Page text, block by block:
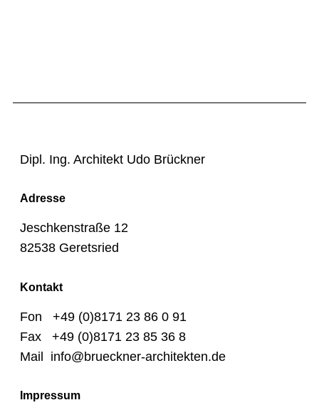
Dipl. Ing. Architekt Udo Brückner
Adresse
Jeschkenstraße 12
82538 Geretsried
Kontakt
Fon +49 (0)8171 23 86 0 91
Fax +49 (0)8171 23 85 36 8
Mail info@brueckner-architekten.de
Impressum